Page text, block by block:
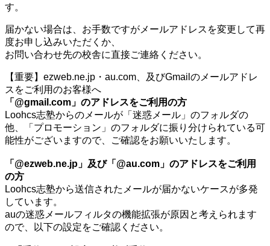
す。
届かない場合は、お手数ですがメールアドレスを変更して再
度お申し込みいただくか、
お問い合わせ先の校舎に直接ご連絡ください。
【重要】ezweb.ne.jp・au.com、及びGmailのメールアドレ
スをご利用のお客様へ
「@gmail.com」のアドレスをご利用の方
Loohcs志塾からのメールが「迷惑メール」のフォルダの
他、「プロモーション」のフォルダに振り分けられている可
能性がございますので、ご確認をお願いいたします。
「@ezweb.ne.jp」及び「@au.com」のアドレスをご利用
の方
Loohcs志塾から送信されたメールが届かないケースが多発
しています。
auの迷惑メールフィルタの機能拡張が原因と考えられます
ので、以下の設定をご確認ください。